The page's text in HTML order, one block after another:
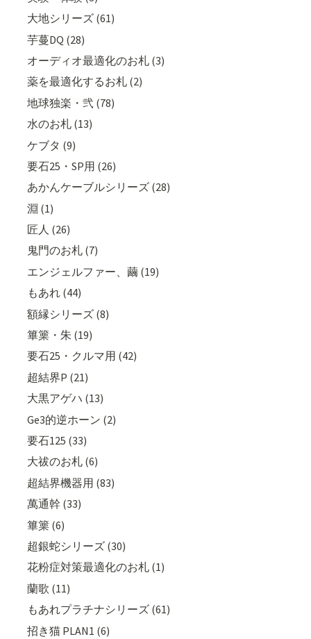
大地シリーズ (61)
芋蔓DQ (28)
オーディオ最適化のお札 (3)
薬を最適化するお札 (2)
地球独楽・弐 (78)
水のお札 (13)
ケブタ (9)
要石25・SP用 (26)
あかんケーブルシリーズ (28)
淵 (1)
匠人 (26)
鬼門のお札 (7)
エンジェルファー、繭 (19)
もあれ (44)
額縁シリーズ (8)
篳篥・朱 (19)
要石25・クルマ用 (42)
超結界P (21)
大黒アゲハ (13)
Ge3的逆ホーン (2)
要石125 (33)
大祓のお札 (6)
超結界機器用 (83)
萬通幹 (33)
篳篥 (6)
超銀蛇シリーズ (30)
花粉症対策最適化のお札 (1)
蘭歌 (11)
もあれプラチナシリーズ (61)
招き猫 PLAN1 (6)